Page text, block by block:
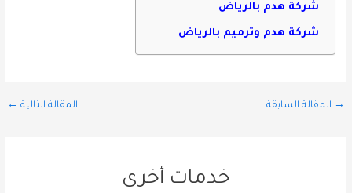
شركة هدم بالرياض
شركة هدم وترميم بالرياض
→ المقالة السابقة المقالة التالية ←
خدمات أخرى